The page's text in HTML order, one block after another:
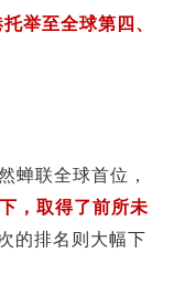
蝉联全球首位，
，取得了前所未
的排名则大幅下